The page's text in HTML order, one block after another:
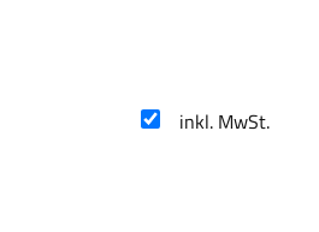
inkl. MwSt.